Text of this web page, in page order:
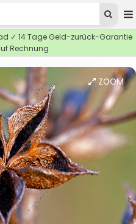
✓ 14 Tage Geld-zurück-Garantie
Rechnung
ZOOM